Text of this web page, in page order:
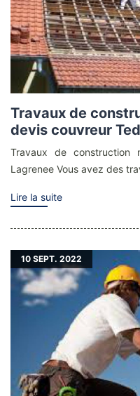
Travaux de
devis couvreur
Travaux de construction
Lagrenee Vous avez des
Lire la suite
10 SEPT. 2022